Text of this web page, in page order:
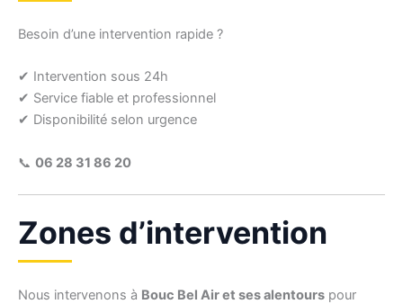
Besoin d’une intervention rapide ?
✔ Intervention sous 24h
✔ Service fiable et professionnel
✔ Disponibilité selon urgence
📞 06 28 31 86 20
Zones d’intervention
Nous intervenons à Bouc Bel Air et ses alentours pour